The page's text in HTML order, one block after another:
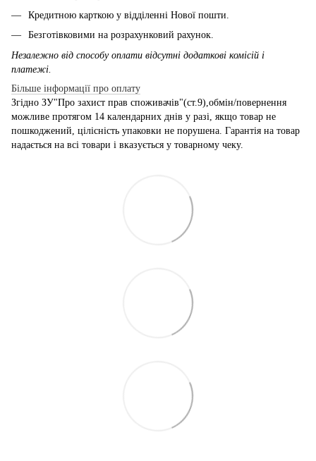
Кредитною карткою у відділенні Нової пошти.
Безготівковими на розрахунковий рахунок.
Незалежно від способу оплати відсутні додаткові комісій і
платежі.
Більше інформації про оплату
Згідно ЗУ"Про захист прав споживачів"(ст.9),обмін/повернення
можливе протягом 14 календарних днів у разі, якщо товар не
пошкоджений, цілісність упаковки не порушена. Гарантія на товар
надається на всі товари і вказується у товарному чеку.